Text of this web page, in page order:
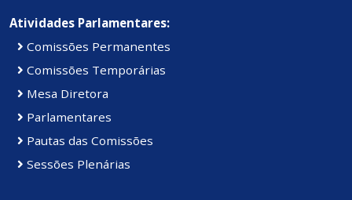
Atividades Parlamentares:
Comissões Permanentes
Comissões Temporárias
Mesa Diretora
Parlamentares
Pautas das Comissões
Sessões Plenárias